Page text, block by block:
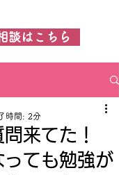
談はこちら
問来てた！
ても勉強が
時間: 2分